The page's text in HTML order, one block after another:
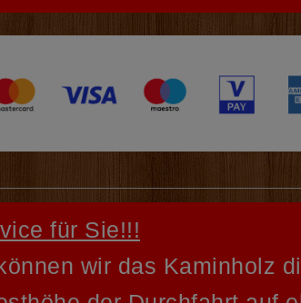
für Sie!!!
wir das Kaminholz